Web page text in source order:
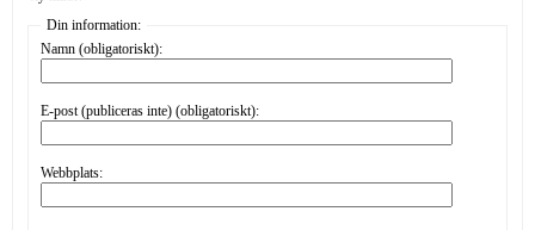
Din information:
Namn (obligatoriskt):
E-post (publiceras inte) (obligatoriskt):
Webbplats: